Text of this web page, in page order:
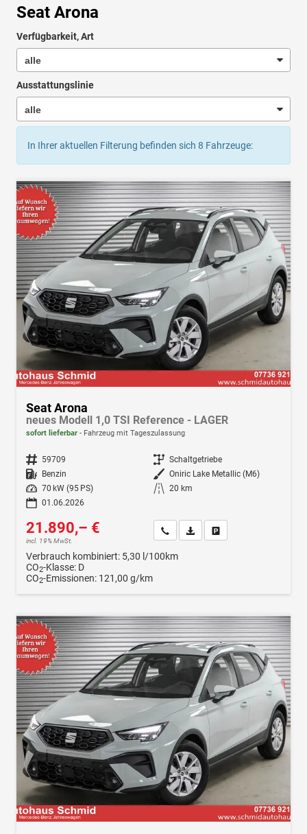
Seat Arona
Verfügbarkeit, Art
Ausstattungslinie
In Ihrer aktuellen Filterung befinden sich 8 Fahrzeuge:
Seat Arona
neues Modell 1,0 TSI Reference - LAGER
sofort lieferbar Fahrzeug mit Tageszulassung
Fahrzeugnr. 59709 Getriebe Schaltgetriebe
Kraftstoff Benzin Außenfarbe Oniric Lake Metallic (M6)
Leistung
70 kW (95 PS) Kilometerstand 20 km
01.06.2026
21.890,– €
incl. 19% MwSt.
Wir rufen Sie anFahrzeugexposé (PDF)
Verbrauch kombiniert: 5,30 l/100km
CO2-Klasse: D
CO2-Emissionen: 121,00 g/km